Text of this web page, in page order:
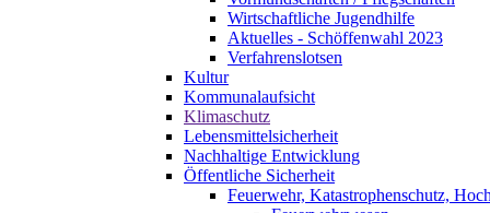
Wirtschaftliche Jugendhilfe
Aktuelles - Schöffenwahl 2023
Verfahrenslotsen
Kultur
Kommunalaufsicht
Klimaschutz
Lebensmittelsicherheit
Nachhaltige Entwicklung
Öffentliche Sicherheit
Feuerwehr, Katastrophenschutz,